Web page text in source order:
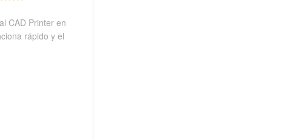
CAD Printer en
rápido y el